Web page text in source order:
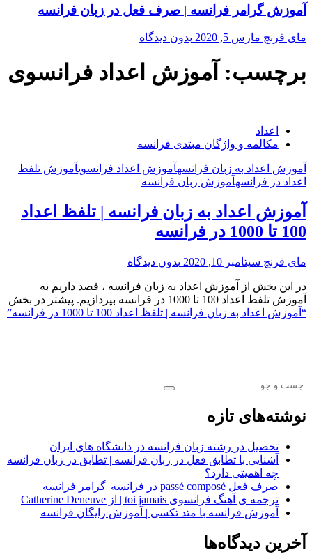
آموزش گرامر فرانسه | صرف فعل در زبان فرانسه
مای فرنچ مارس 5, 2020 بدون دیدگاه
برچسب: آموزش اعداد فرانسوی
اعداد
مکالمه و واژگان مبتدی فرانسه
آموزش اعداد به زبان فرانسهآموزش اعداد فرانسویآموزش تلفظ
اعداد در فرانسهآموزش زبان فرانسه
آموزش اعداد به زبان فرانسه | تلفظ اعداد
100 تا 1000 در فرانسه
مای فرنچ سپتامبر 10, 2020 بدون دیدگاه
در این بخش از آموزش اعداد به زبان فرانسه ، قصد داریم به
آموزش تلفظ اعداد 100 تا 1000 در فرانسه بپردازیم. پیشتر در بخش
“آموزش اعداد به زبان فرانسه | تلفظ اعداد 100 تا 1000 در فرانسه”
نوشته‌های تازه
تحصیل در رشته زبان فرانسه در دانشگاه های ایران
آشنایی با تطابق فعل در زبان فرانسه | تطابق در زبان فرانسه
چه اهمیتی دارد؟
صرف فعل passé composé در فرانسه |گرامر فرانسه
ترجمه ی آهنگ فرانسوی toi jamais | از Catherine Deneuve
آموزش فرانسه با متد تکسی | آموزش رایگان فرانسه
آخرین دیدگاه‌ها